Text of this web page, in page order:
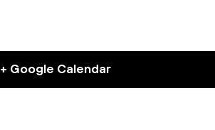
+ Google Calendar